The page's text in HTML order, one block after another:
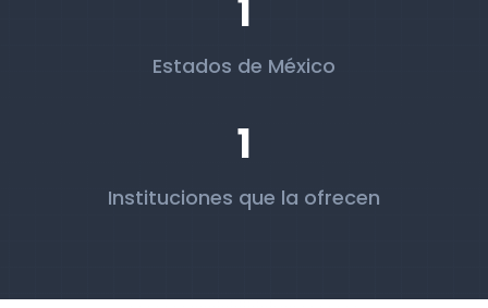
1
Estados de México
1
Instituciones que la ofrecen